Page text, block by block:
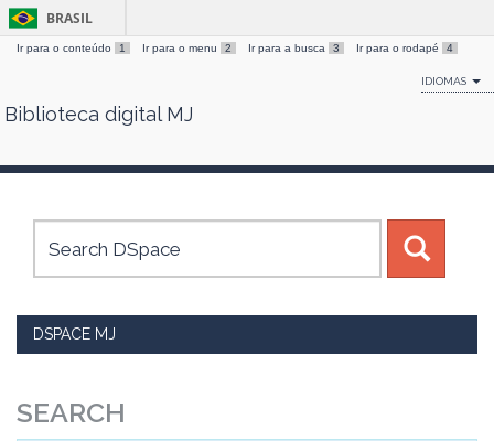
Skip
BRASIL
Ir para o conteúdo 1 Ir para o menu 2 Ir para a busca 3 Ir para o rodapé 4
IDIOMAS
Biblioteca digital MJ
DSPACE MJ
SEARCH